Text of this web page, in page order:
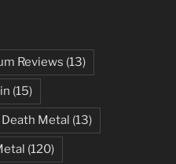
Reviews (13)
(15)
Metal (13)
(120)